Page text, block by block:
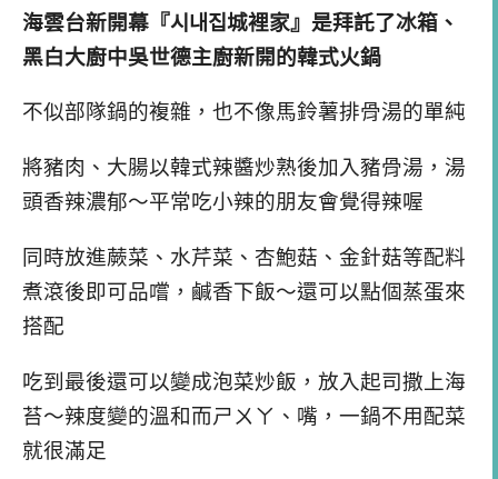
海雲台新開幕『시내집城裡家』是拜託了冰箱、
黑白大廚中吳世德主廚新開的韓式火鍋
不似部隊鍋的複雜，也不像馬鈴薯排骨湯的單純
將豬肉、大腸以韓式辣醬炒熟後加入豬骨湯，湯
頭香辣濃郁～平常吃小辣的朋友會覺得辣喔
同時放進蕨菜、水芹菜、杏鮑菇、金針菇等配料
煮滾後即可品嚐，鹹香下飯～還可以點個蒸蛋來
搭配
吃到最後還可以變成泡菜炒飯，放入起司撒上海
苔～辣度變的溫和而ㄕㄨㄚ、嘴，一鍋不用配菜
就很滿足